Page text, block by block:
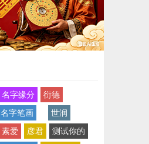
名字缘分
衍德
名字笔画
世润
素爱 彦君
测试你的